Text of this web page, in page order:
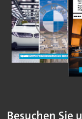
Besuchen Sie